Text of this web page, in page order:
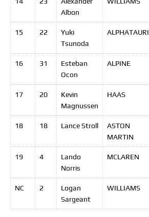
Albon
15 22
Yuki
Tsunoda
ALPHATAURI
16 31
Esteban
Ocon
ALPINE
17 20
Kevin
Magnussen
HAAS
18 18 LanceStroll
ASTON
MARTIN
19 4
Lando
Norris
MCLAREN
NC 2
Logan
Sargeant
WILLIAMS